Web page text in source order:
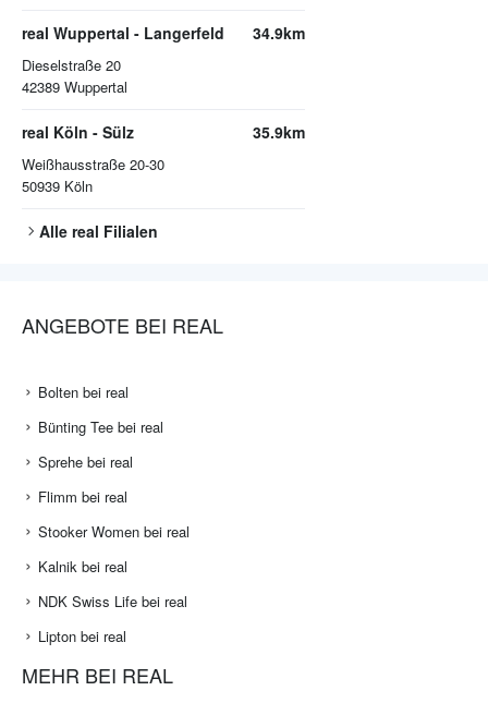
real Wuppertal - Langerfeld
Dieselstraße 20
42389 Wuppertal
34.9km
real Köln - Sülz
Weißhausstraße 20-30
50939 Köln
35.9km
Alle real Filialen
ANGEBOTE BEI REAL
Bolten bei real
Bünting Tee bei real
Sprehe bei real
Flimm bei real
Stooker Women bei real
Kalnik bei real
NDK Swiss Life bei real
Lipton bei real
MEHR BEI REAL